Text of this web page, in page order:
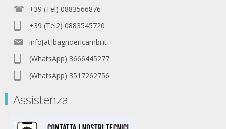
+39 (Tel) 0883566876
+39 (Tel2) 0883545720
info[at]bagnoericambi.it
(WhatsApp) 3666445277
(WhatsApp) 3517262756
Assistenza